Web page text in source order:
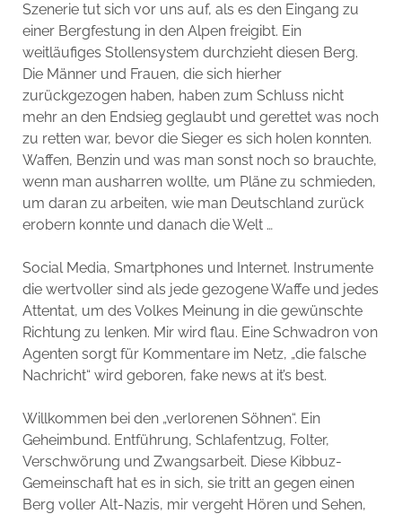
Szenerie tut sich vor uns auf, als es den Eingang zu
einer Bergfestung in den Alpen freigibt. Ein
weitläufiges Stollensystem durchzieht diesen Berg.
Die Männer und Frauen, die sich hierher
zurückgezogen haben, haben zum Schluss nicht
mehr an den Endsieg geglaubt und gerettet was noch
zu retten war, bevor die Sieger es sich holen konnten.
Waffen, Benzin und was man sonst noch so brauchte,
wenn man ausharren wollte, um Pläne zu schmieden,
um daran zu arbeiten, wie man Deutschland zurück
erobern konnte und danach die Welt …
Social Media, Smartphones und Internet. Instrumente
die wertvoller sind als jede gezogene Waffe und jedes
Attentat, um des Volkes Meinung in die gewünschte
Richtung zu lenken. Mir wird flau. Eine Schwadron von
Agenten sorgt für Kommentare im Netz, „die falsche
Nachricht“ wird geboren, fake news at it’s best.
Willkommen bei den „verlorenen Söhnen“. Ein
Geheimbund. Entführung, Schlafentzug, Folter,
Verschwörung und Zwangsarbeit. Diese Kibbuz-
Gemeinschaft hat es in sich, sie tritt an gegen einen
Berg voller Alt-Nazis, mir vergeht Hören und Sehen,